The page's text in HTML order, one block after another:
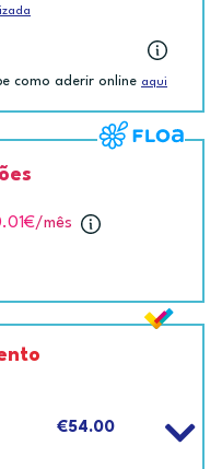
como aderir online aqui
/mês
€54.00